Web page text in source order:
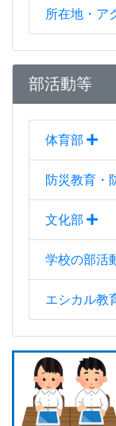
所在地・ア
部活動等
体育部
防災教育・
文化部
学校の部活
エシカル教